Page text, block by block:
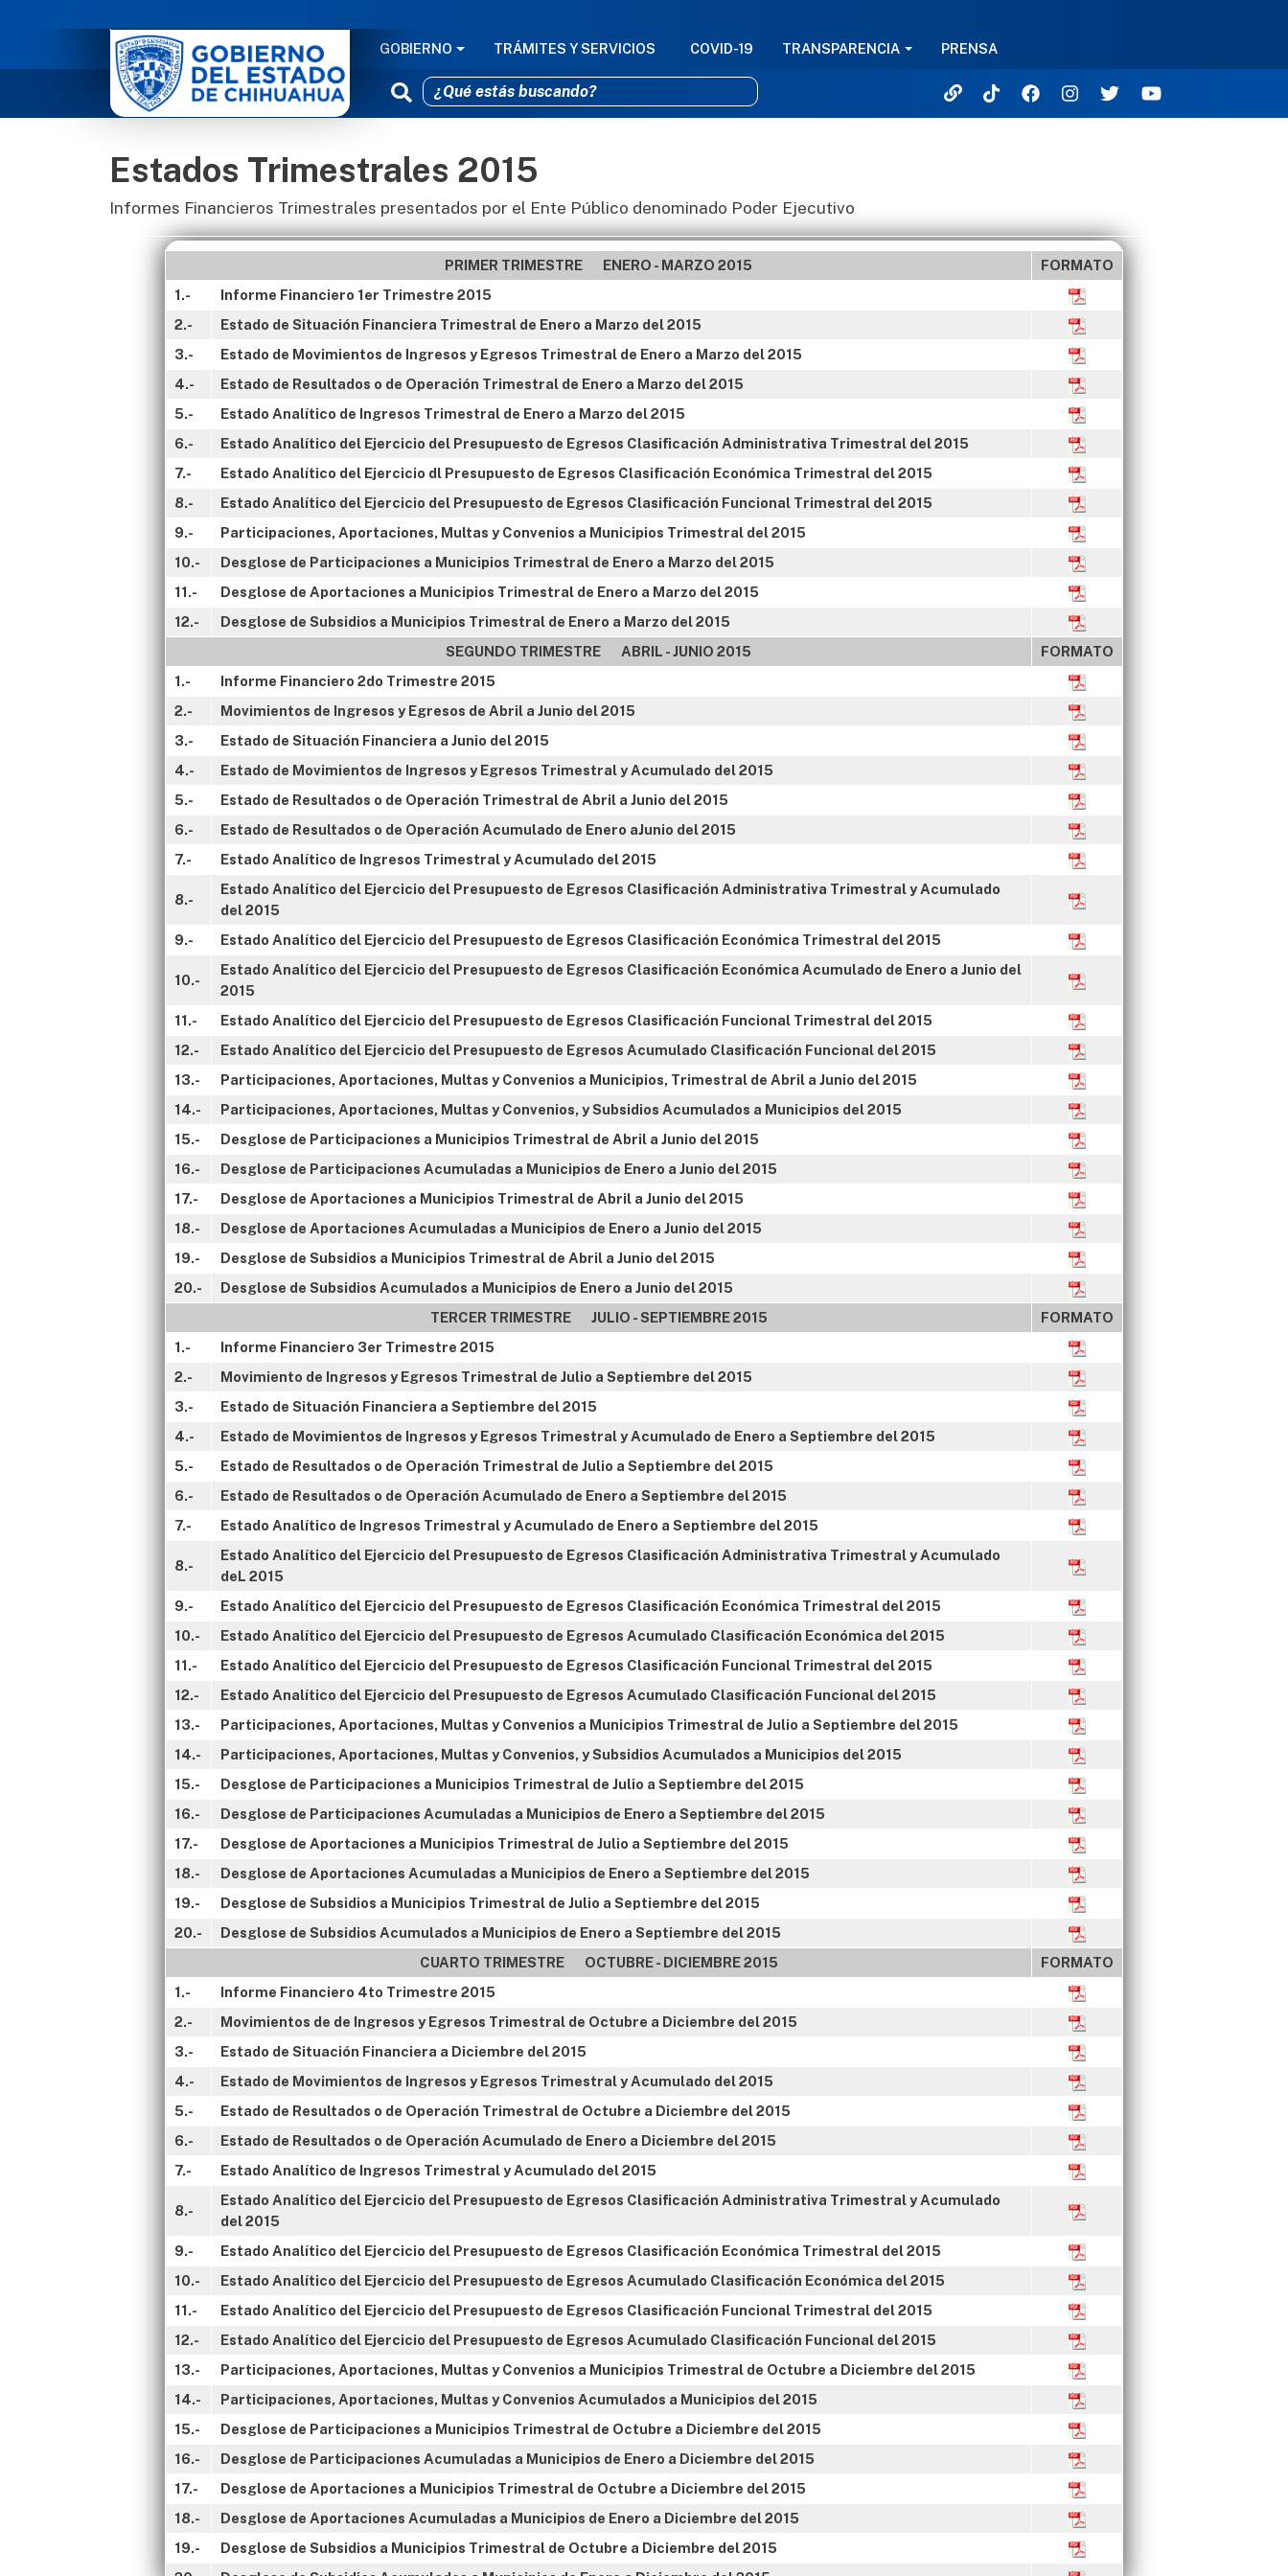
NAVEGACIÓN PRINCIPAL
GOBIERNO TRÁMITES Y SERVICIOS COVID-19 TRANSPARENCIA PRENSA
Estados Trimestrales 2015
Informes Financieros Trimestrales presentados por el Ente Público denominado Poder Ejecutivo
PRIMER TRIMESTRE ENERO - MARZO 2015
FORMATO
1.-
Informe Financiero 1er Trimestre 2015
2.-
Estado de Situación Financiera Trimestral de Enero a Marzo del 2015
3.-
Estado de Movimientos de Ingresos y Egresos Trimestral de Enero a Marzo del 2015
4.-
Estado de Resultados o de Operación Trimestral de Enero a Marzo del 2015
5.-
Estado Analítico de Ingresos Trimestral de Enero a Marzo del 2015
6.-
Estado Analítico del Ejercicio del Presupuesto de Egresos Clasificación Administrativa Trimestral del 2015
7.-
Estado Analítico del Ejercicio dl Presupuesto de Egresos Clasificación Económica Trimestral del 2015
8.-
Estado Analítico del Ejercicio del Presupuesto de Egresos Clasificación Funcional Trimestral del 2015
9.-
Participaciones, Aportaciones, Multas y Convenios a Municipios Trimestral del 2015
10.-
Desglose de Participaciones a Municipios Trimestral de Enero a Marzo del 2015
11.-
Desglose de Aportaciones a Municipios Trimestral de Enero a Marzo del 2015
12.-
Desglose de Subsidios a Municipios Trimestral de Enero a Marzo del 2015
SEGUNDO TRIMESTRE ABRIL - JUNIO 2015
FORMATO
1.-
Informe Financiero 2do Trimestre 2015
2.-
Movimientos de Ingresos y Egresos de Abril a Junio del 2015
3.-
Estado de Situación Financiera a Junio del 2015
4.-
Estado de Movimientos de Ingresos y Egresos Trimestral y Acumulado del 2015
5.-
Estado de Resultados o de Operación Trimestral de Abril a Junio del 2015
6.-
Estado de Resultados o de Operación Acumulado de Enero aJunio del 2015
7.-
Estado Analítico de Ingresos Trimestral y Acumulado del 2015
8.-
Estado Analítico del Ejercicio del Presupuesto de Egresos Clasificación Administrativa Trimestral y Acumulado
del 2015
9.-
Estado Analítico del Ejercicio del Presupuesto de Egresos Clasificación Económica Trimestral del 2015
10.-
Estado Analítico del Ejercicio del Presupuesto de Egresos Clasificación Económica Acumulado de Enero a Junio del
2015
11.-
Estado Analítico del Ejercicio del Presupuesto de Egresos Clasificación Funcional Trimestral del 2015
12.-
Estado Analítico del Ejercicio del Presupuesto de Egresos Acumulado Clasificación Funcional del 2015
13.-
Participaciones, Aportaciones, Multas y Convenios a Municipios, Trimestral de Abril a Junio del 2015
14.-
Participaciones, Aportaciones, Multas y Convenios, y Subsidios Acumulados a Municipios del 2015
15.-
Desglose de Participaciones a Municipios Trimestral de Abril a Junio del 2015
16.-
Desglose de Participaciones Acumuladas a Municipios de Enero a Junio del 2015
17.-
Desglose de Aportaciones a Municipios Trimestral de Abril a Junio del 2015
18.-
Desglose de Aportaciones Acumuladas a Municipios de Enero a Junio del 2015
19.-
Desglose de Subsidios a Municipios Trimestral de Abril a Junio del 2015
20.-
Desglose de Subsidios Acumulados a Municipios de Enero a Junio del 2015
TERCER TRIMESTRE JULIO - SEPTIEMBRE 2015
FORMATO
1.-
Informe Financiero 3er Trimestre 2015
2.-
Movimiento de Ingresos y Egresos Trimestral de Julio a Septiembre del 2015
3.-
Estado de Situación Financiera a Septiembre del 2015
4.-
Estado de Movimientos de Ingresos y Egresos Trimestral y Acumulado de Enero a Septiembre del 2015
5.-
Estado de Resultados o de Operación Trimestral de Julio a Septiembre del 2015
6.-
Estado de Resultados o de Operación Acumulado de Enero a Septiembre del 2015
7.-
Estado Analítico de Ingresos Trimestral y Acumulado de Enero a Septiembre del 2015
8.-
Estado Analítico del Ejercicio del Presupuesto de Egresos Clasificación Administrativa Trimestral y Acumulado
deL 2015
9.-
Estado Analítico del Ejercicio del Presupuesto de Egresos Clasificación Económica Trimestral del 2015
10.-
Estado Analítico del Ejercicio del Presupuesto de Egresos Acumulado Clasificación Económica del 2015
11.-
Estado Analítico del Ejercicio del Presupuesto de Egresos Clasificación Funcional Trimestral del 2015
12.-
Estado Analítico del Ejercicio del Presupuesto de Egresos Acumulado Clasificación Funcional del 2015
13.-
Participaciones, Aportaciones, Multas y Convenios a Municipios Trimestral de Julio a Septiembre del 2015
14.-
Participaciones, Aportaciones, Multas y Convenios, y Subsidios Acumulados a Municipios del 2015
15.-
Desglose de Participaciones a Municipios Trimestral de Julio a Septiembre del 2015
16.-
Desglose de Participaciones Acumuladas a Municipios de Enero a Septiembre del 2015
17.-
Desglose de Aportaciones a Municipios Trimestral de Julio a Septiembre del 2015
18.-
Desglose de Aportaciones Acumuladas a Municipios de Enero a Septiembre del 2015
19.-
Desglose de Subsidios a Municipios Trimestral de Julio a Septiembre del 2015
20.-
Desglose de Subsidios Acumulados a Municipios de Enero a Septiembre del 2015
CUARTO TRIMESTRE OCTUBRE - DICIEMBRE 2015
FORMATO
1.-
Informe Financiero 4to Trimestre 2015
2.-
Movimientos de de Ingresos y Egresos Trimestral de Octubre a Diciembre del 2015
3.-
Estado de Situación Financiera a Diciembre del 2015
4.-
Estado de Movimientos de Ingresos y Egresos Trimestral y Acumulado del 2015
5.-
Estado de Resultados o de Operación Trimestral de Octubre a Diciembre del 2015
6.-
Estado de Resultados o de Operación Acumulado de Enero a Diciembre del 2015
7.-
Estado Analítico de Ingresos Trimestral y Acumulado del 2015
8.-
Estado Analítico del Ejercicio del Presupuesto de Egresos Clasificación Administrativa Trimestral y Acumulado
del 2015
9.-
Estado Analítico del Ejercicio del Presupuesto de Egresos Clasificación Económica Trimestral del 2015
10.-
Estado Analítico del Ejercicio del Presupuesto de Egresos Acumulado Clasificación Económica del 2015
11.-
Estado Analítico del Ejercicio del Presupuesto de Egresos Clasificación Funcional Trimestral del 2015
12.-
Estado Analítico del Ejercicio del Presupuesto de Egresos Acumulado Clasificación Funcional del 2015
13.-
Participaciones, Aportaciones, Multas y Convenios a Municipios Trimestral de Octubre a Diciembre del 2015
14.-
Participaciones, Aportaciones, Multas y Convenios Acumulados a Municipios del 2015
15.-
Desglose de Participaciones a Municipios Trimestral de Octubre a Diciembre del 2015
16.-
Desglose de Participaciones Acumuladas a Municipios de Enero a Diciembre del 2015
17.-
Desglose de Aportaciones a Municipios Trimestral de Octubre a Diciembre del 2015
18.-
Desglose de Aportaciones Acumuladas a Municipios de Enero a Diciembre del 2015
19.-
Desglose de Subsidios a Municipios Trimestral de Octubre a Diciembre del 2015